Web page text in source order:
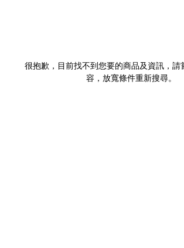
很抱歉，目前找不到您要的商品及資訊，請
容，放寬條件重新搜尋。